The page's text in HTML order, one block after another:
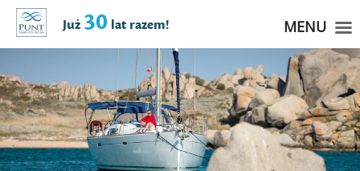
Już30 lat razem! MENU